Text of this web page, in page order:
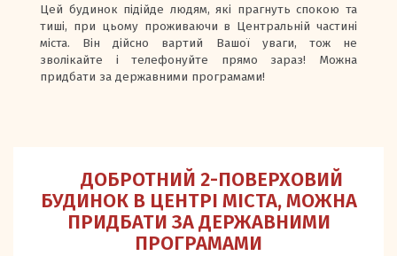
Цей будинок підійде людям, які прагнуть спокою та
тиші, при цьому проживаючи в Центральній частині
міста. Він дійсно вартий Вашої уваги, тож не
зволікайте і телефонуйте прямо зараз! Можна
придбати за державними програмами!
ДОБРОТНИЙ 2-ПОВЕРХОВИЙ
БУДИНОК В ЦЕНТРІ МІСТА, МОЖНА
ПРИДБАТИ ЗА ДЕРЖАВНИМИ
ПРОГРАМАМИ